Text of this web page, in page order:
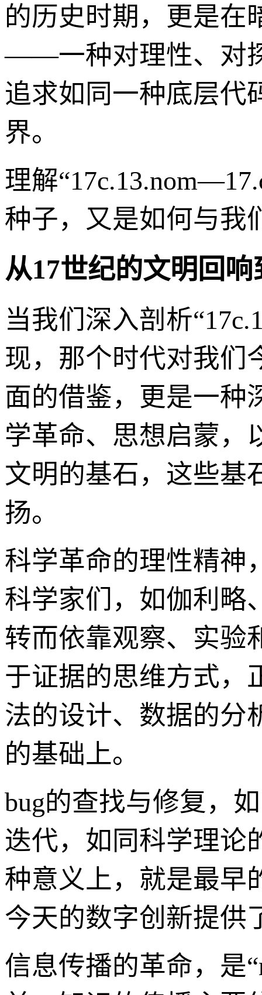
的历史时期，更是在
——一种对理性、对
追求如同一种底层代
界。
理解
种子，又是如何与我
从17世纪的文明回
当我们深入剖析
现，那个时代对我们
面的借鉴，更是一种
学革命、思想启蒙，
文明的基石，这些基
扬。
科学革命的理性精神
科学家们，如伽利略
转而依靠观察、实验
于证据的思维方式，
法的设计、数据的分
的基础上。
bug的查找与修复，
迭代，如同科学理论
种意义上，就是最早
今天的数字创新提供
信息传播的革命，是